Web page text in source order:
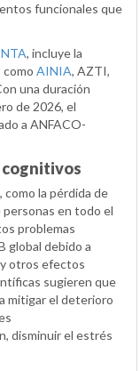
funcionales que
, incluye la
AINIA, AZTI,
una duración
de 2026, el
a ANFACO-
cognitivos
la pérdida de
personas en todo el
problemas
global debido a
otros efectos
sugieren que
mitigar el deterioro
disminuir el estrés